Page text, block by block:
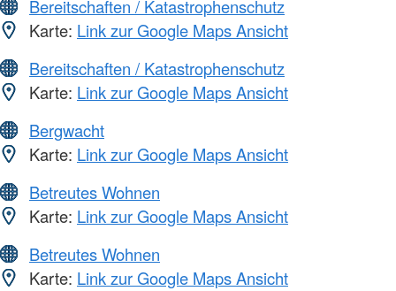
Bereitschaften / Katastrophenschutz
Karte: Link zur Google Maps Ansicht
Bereitschaften / Katastrophenschutz
Karte: Link zur Google Maps Ansicht
Bergwacht
Karte: Link zur Google Maps Ansicht
Betreutes Wohnen
Karte: Link zur Google Maps Ansicht
Betreutes Wohnen
Karte: Link zur Google Maps Ansicht